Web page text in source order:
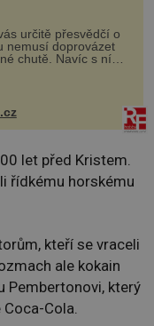
určitě přesvědčí o
nemusí doprovázet
chutě. Navíc s ní
hodně hladových
sádlo 3 kg šunky
česneku hl...
let před Kristem.
řídkému horskému
kteří se vraceli
ale kokain
Pembertonovi, který
Cola.